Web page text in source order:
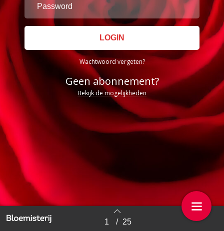
Wachtwoord vergeten?
Geen abonnement?
Bekijk de mogelijkheden
Back to index 1 / 25